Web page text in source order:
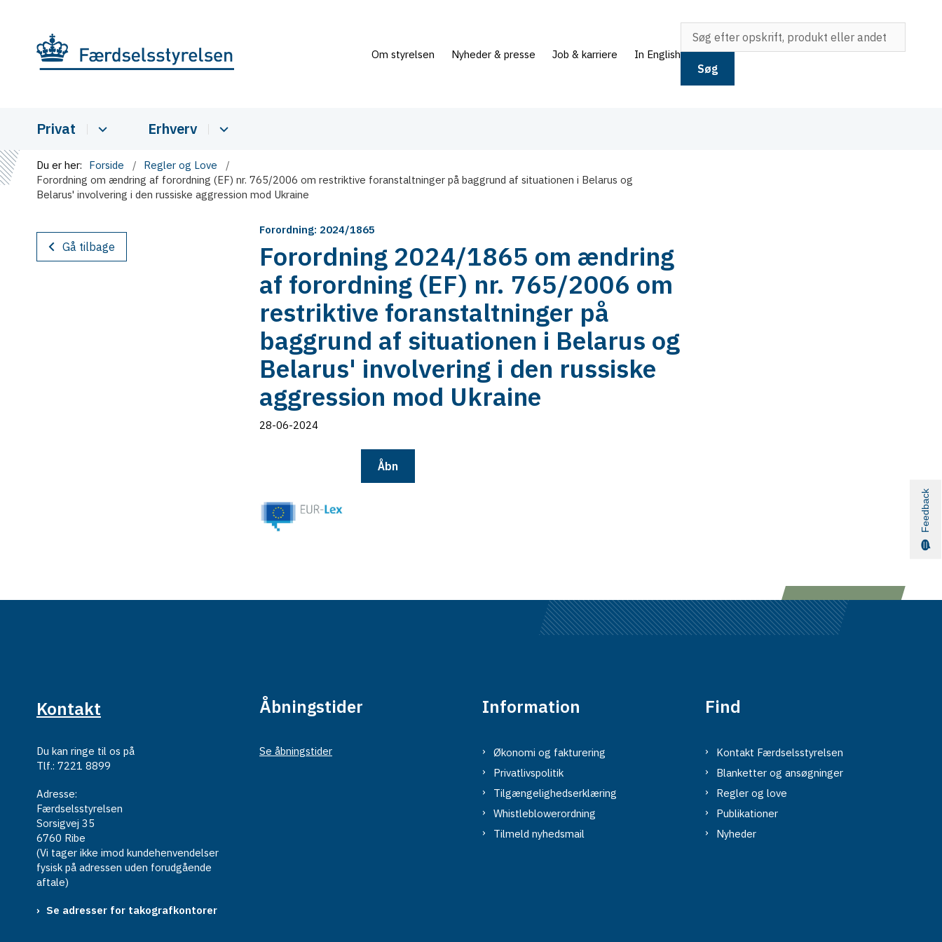
Om styrelsen Nyheder & presse Job & karriere In English
Søg
Privat Erhverv
Du er her: Forside
Regler og Love
Forordning om ændring af forordning (EF) nr. 765/2006 om restriktive foranstaltninger på baggrund af situationen i Belarus og
Belarus' involvering i den russiske aggression mod Ukraine
Gå tilbage
Forordning: 2024/1865
Forordning 2024/1865 om ændring
af forordning (EF) nr. 765/2006 om
restriktive foranstaltninger på
baggrund af situationen i Belarus og
Belarus' involvering i den russiske
aggression mod Ukraine
28-06-2024
Åbn
Kontakt Åbningstider Information Find
Du kan ringe til os på
Tlf.: 7221 8899
Adresse:
Færdselsstyrelsen
Sorsigvej 35
6760 Ribe
(Vi tager ikke imod kundehenvendelser
fysisk på adressen uden forudgående
aftale)
Se adresser for takografkontorer
Se åbningstider
Økonomi og fakturering
Privatlivspolitik
Tilgængelighedserklæring
Whistleblowerordning
Tilmeld nyhedsmail
Kontakt Færdselsstyrelsen
Blanketter og ansøgninger
Regler og love
Publikationer
Nyheder
Feedback